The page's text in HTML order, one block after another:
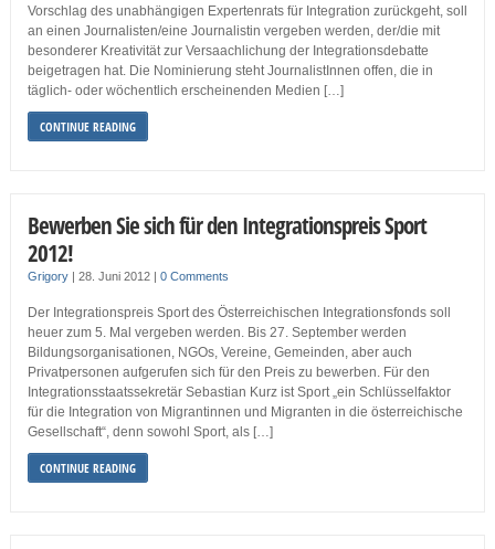
Vorschlag des unabhängigen Expertenrats für Integration zurückgeht, soll
an einen Journalisten/eine Journalistin vergeben werden, der/die mit
besonderer Kreativität zur Versaachlichung der Integrationsdebatte
beigetragen hat. Die Nominierung steht JournalistInnen offen, die in
täglich- oder wöchentlich erscheinenden Medien […]
CONTINUE READING
Bewerben Sie sich für den Integrationspreis Sport
2012!
Grigory| 28. Juni 2012 | 0 Comments
Der Integrationspreis Sport des Österreichischen Integrationsfonds soll
heuer zum 5. Mal vergeben werden. Bis 27. September werden
Bildungsorganisationen, NGOs, Vereine, Gemeinden, aber auch
Privatpersonen aufgerufen sich für den Preis zu bewerben. Für den
Integrationsstaatssekretär Sebastian Kurz ist Sport „ein Schlüsselfaktor
für die Integration von Migrantinnen und Migranten in die österreichische
Gesellschaft“, denn sowohl Sport, als […]
CONTINUE READING